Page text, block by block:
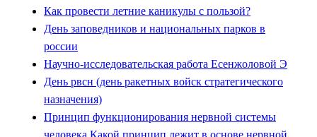
Как провести летние каникулы с пользой?
День заповедников и национальных парков в
россии
Научно-исследовательская работа Есенжоловой Э
День рвсн (день ракетных войск стратегического
назначения)
Принцип функционирования нервной системы
человека Какой принцип лежит в основе нервной